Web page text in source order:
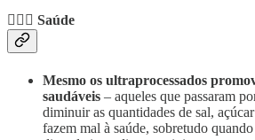
👩🏾‍⚕️ Saúde
Mesmo os ultraprocessados
saudáveis – aqueles que passaram
diminuir as quantidades de sal,
fazem mal à saúde, sobretudo